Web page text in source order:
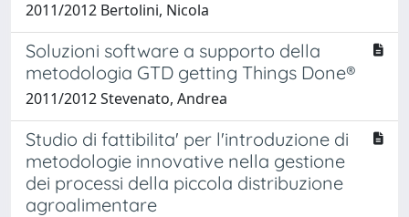
2011/2012 Bertolini, Nicola
Soluzioni software a supporto della
metodologia GTD getting Things Done®
2011/2012 Stevenato, Andrea
Studio di fattibilita' per l'introduzione di
metodologie innovative nella gestione
dei processi della piccola distribuzione
agroalimentare